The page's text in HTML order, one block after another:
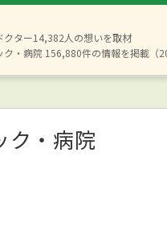
クター14,382人の想いを取材
ク・病院 156,880件の情報を掲載（
ク・病院